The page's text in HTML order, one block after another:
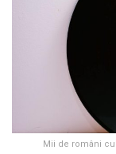
Mii de români cu